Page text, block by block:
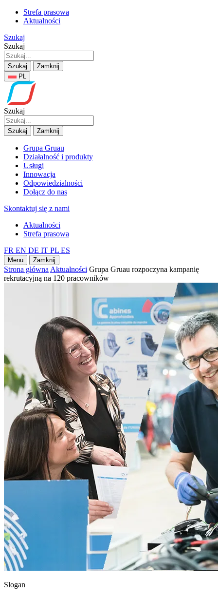
Strefa prasowa
Aktualności
Szukaj
Szukaj
Szukaj
Zamknij
PL
Szukaj
Szukaj Zamknij
Grupa Gruau
Działalność i produkty
Usługi
Innowacja
Odpowiedzialności
Dołącz do nas
Skontaktuj się z nami
Aktualności
Strefa prasowa
FR EN DE IT PL ES
Menu Zamknij
Strona główna Aktualności Grupa Gruau rozpoczyna kampanię
rekrutacyjną na 120 pracowników
Slogan